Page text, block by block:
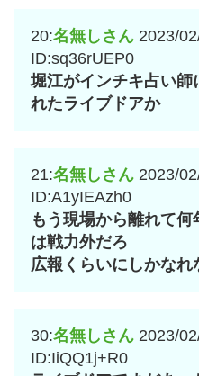
20:名無しさん 2023/
ID:sq36rUEP0
堀江がインチキ占い
れたライブドアか
21:名無しさん 2023/
ID:A1yIEAzh0
もう現場から離れて
は戦力外だろ
広報くらいにしかなれ
30:名無しさん 2023/
ID:IiQQ1j+R0